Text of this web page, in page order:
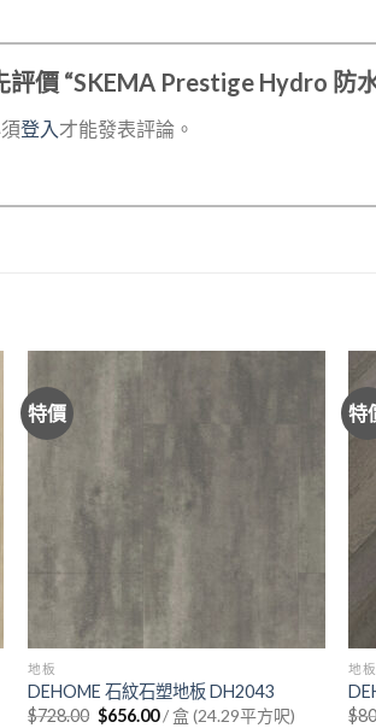
評價 “SKEMA Prestige Hydro 防
登入才能發表評論。
特價
地板
DEHOME 石紋石塑地板 DH2043
$728.00 Original
$656.00Current
/ 盒 (24.29平方呎)
特
地板
$